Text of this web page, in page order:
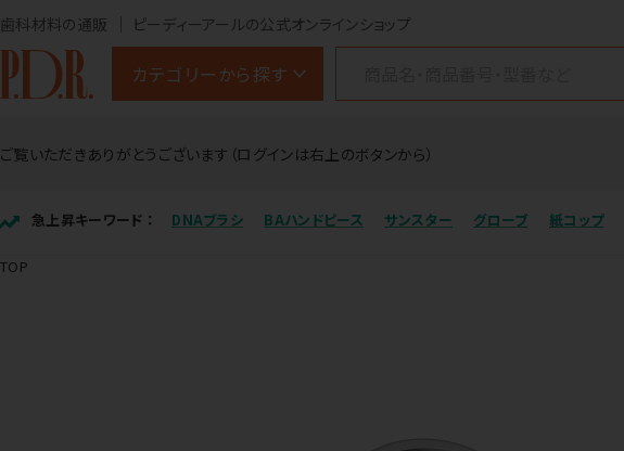
歯科材料の通販 ピーディーアールの公式オンラインショップ
カテゴリーから探す
ご覧いただきありがとうございます（ログインは右上のボタンから）
急上昇キーワード ： DNAブラシ BAハンドピース サンスター グローブ 紙コップ
TOP